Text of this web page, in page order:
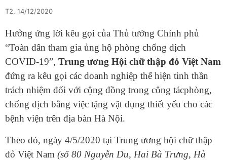
T2, 14/12/2020
Hưởng ứng lời kêu gọi của Thủ tướng Chính phủ
“Toàn dân tham gia ủng hộ phòng chống dịch
COVID-19”, Trung ương Hội chữ thập đỏ Việt Nam
đứng ra kêu gọi các doanh nghiệp thể hiện tinh thần
trách nhiệm đối với cộng đồng trong công tácphòng,
chống dịch bằng việc tặng vật dụng thiết yếu cho các
bệnh viện trên địa bàn Hà Nội.
Theo đó, ngày 4/5/2020 tại Trung ương hội chữ thập
đỏ Việt Nam (số 80 Nguyễn Du, Hai Bà Trưng, Hà